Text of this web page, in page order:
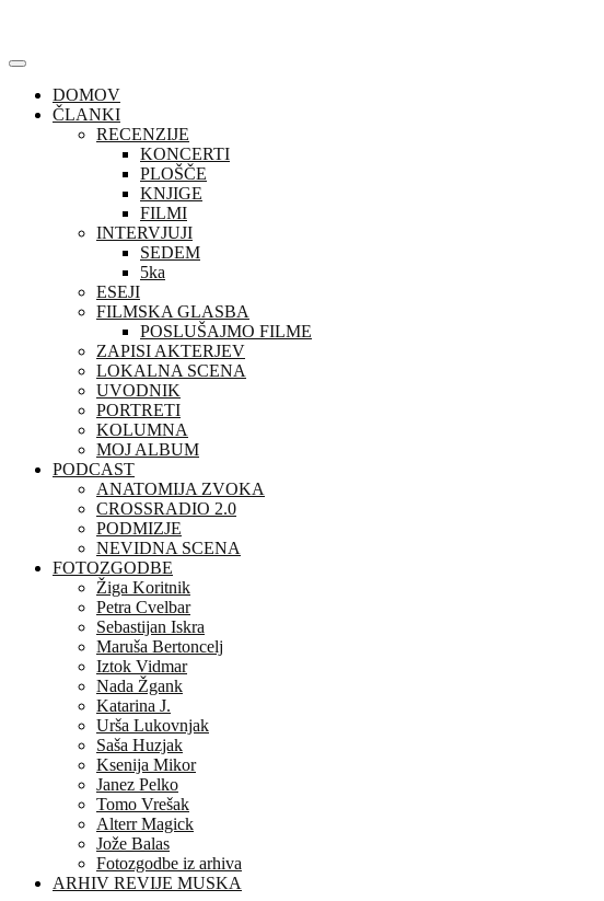
content
DOMOV
ČLANKI
RECENZIJE
KONCERTI
PLOŠČE
KNJIGE
FILMI
INTERVJUJI
SEDEM
5ka
ESEJI
FILMSKA GLASBA
POSLUŠAJMO FILME
ZAPISI AKTERJEV
LOKALNA SCENA
UVODNIK
PORTRETI
KOLUMNA
MOJ ALBUM
PODCAST
ANATOMIJA ZVOKA
CROSSRADIO 2.0
PODMIZJE
NEVIDNA SCENA
FOTOZGODBE
Žiga Koritnik
Petra Cvelbar
Sebastijan Iskra
Maruša Bertoncelj
Iztok Vidmar
Nada Žgank
Katarina J.
Urša Lukovnjak
Saša Huzjak
Ksenija Mikor
Janez Pelko
Tomo Vrešak
Alterr Magick
Jože Balas
Fotozgodbe iz arhiva
ARHIV REVIJE MUSKA